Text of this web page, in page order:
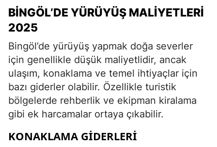
BINGÖL’DE YÜRÜYÜŞ MALIYETLERI
2025
Bingöl’de yürüyüş yapmak doğa severler
için genellikle düşük maliyetlidir, ancak
ulaşım, konaklama ve temel ihtiyaçlar için
bazı giderler olabilir. Özellikle turistik
bölgelerde rehberlik ve ekipman kiralama
gibi ek harcamalar ortaya çıkabilir.
KONAKLAMA GIDERLERI